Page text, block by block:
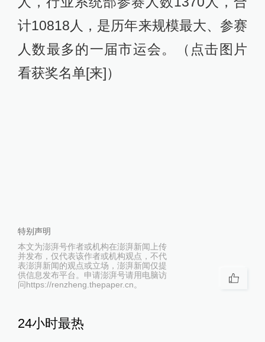
计10818人，是历年来规模最大、参赛
人数最多的一届市运会。（点击图片
看获奖名单[来]）
特别声明
本文为澎湃号作者或机构在澎湃新闻上传
并发布，仅代表该作者或机构观点，不代
表澎湃新闻的观点或立场，澎湃新闻仅提
供信息发布平台。申请澎湃号请用电脑访
问https://renzheng.thepaper.cn。
24小时最热